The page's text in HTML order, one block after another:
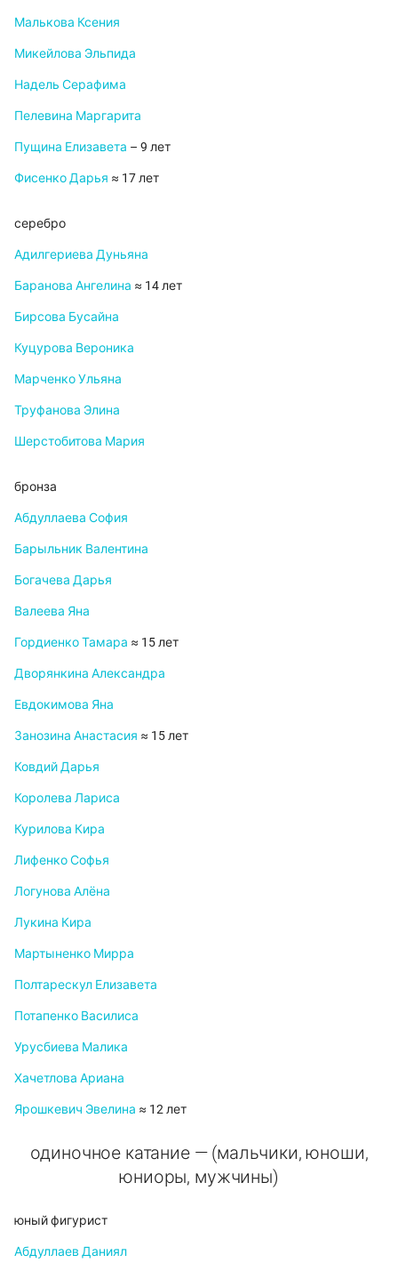
Малькова Ксения
Микейлова Эльпида
Надель Серафима
Пелевина Маргарита
Пущина Елизавета – 9 лет
Фисенко Дарья ≈ 17 лет
серебро
Адилгериева Дуньяна
Баранова Ангелина ≈ 14 лет
Бирсова Бусайна
Куцурова Вероника
Марченко Ульяна
Труфанова Элина
Шерстобитова Мария
бронза
Абдуллаева София
Барыльник Валентина
Богачева Дарья
Валеева Яна
Гордиенко Тамара ≈ 15 лет
Дворянкина Александра
Евдокимова Яна
Занозина Анастасия ≈ 15 лет
Ковдий Дарья
Королева Лариса
Курилова Кира
Лифенко Софья
Логунова Алёна
Лукина Кира
Мартыненко Мирра
Полтарескул Елизавета
Потапенко Василиса
Урусбиева Малика
Хачетлова Ариана
Ярошкевич Эвелина ≈ 12 лет
одиночное катание — (мальчики, юноши,
юниоры, мужчины)
юный фигурист
Абдуллаев Даниял